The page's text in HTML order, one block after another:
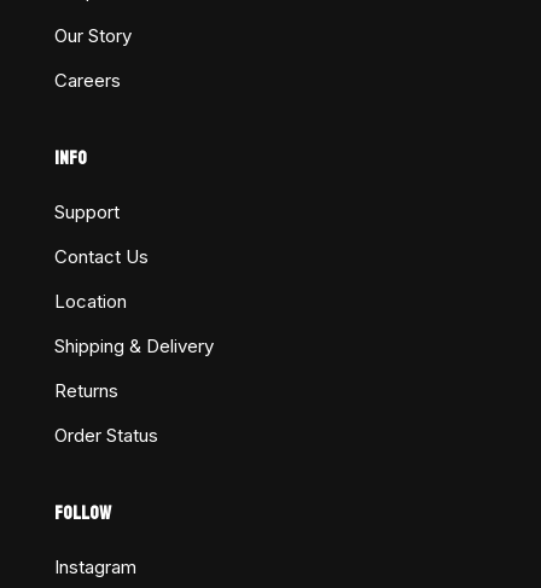
Our Story
Careers
INFO
Support
Contact Us
Location
Shipping & Delivery
Returns
Order Status
FOLLOW
Instagram